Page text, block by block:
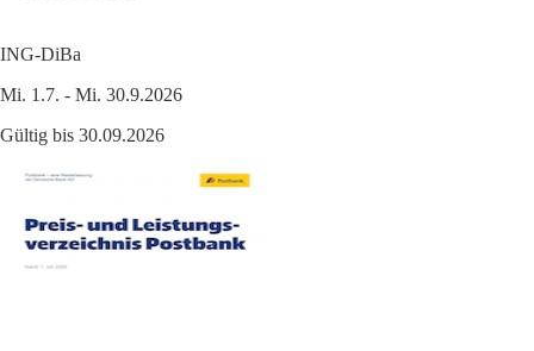
ING-DiBa
Mi. 1.7. - Mi. 30.9.2026
Gültig bis 30.09.2026